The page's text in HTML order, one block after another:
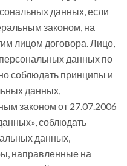
данных, если
законом, на
лицом договора. Лицо,
данных по
соблюдать принципы и
данных,
законом от 27.07.2006
соблюдать
данных,
направленные на